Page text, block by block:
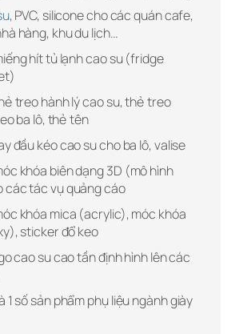
, PVC, silicone cho các quán cafe,
hàng, khu du lịch…
hít tủ lạnh cao su (fridge
treo hành lý cao su, thẻ treo
ba lô, thẻ tên
đầu kéo cao su cho ba lô, valise
khóa biên dạng 3D (mô hình
các tác vụ quảng cáo
khóa mica (acrylic), móc khóa
sticker đổ keo
cao su cao tần định hình lên các
1 số sản phẩm phụ liệu ngành giày